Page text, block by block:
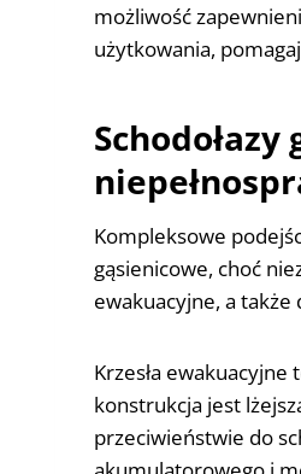
możliwość
użytkowania,
Kompleksowe
gąsienicowe, choć
ewakuacyjne, a
Krzesła
konstrukcja jest
przeciwieństwie do